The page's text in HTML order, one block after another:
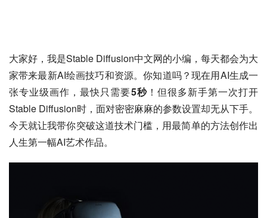
大家好，我是Stable Diffusion中文网的小编，每天都会为大
家带来最新AI绘画技巧和资源。你知道吗？现在用AI生成一
张专业级画作，最快只需要5秒！但很多新手第一次打开
Stable Diffusion时，面对密密麻麻的参数设置却无从下手。
今天就让我带你突破这道技术门槛，用最简单的方法创作出
人生第一幅AI艺术作品。